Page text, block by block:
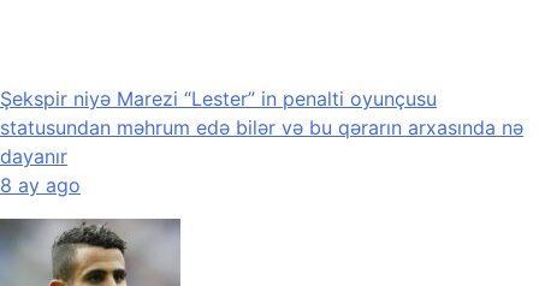
Şekspir niyə Marezi “Lester” in penalti oyunçusu
statusundan məhrum edə bilər və bu qərarın arxasında nə
dayanır
8 ay ago